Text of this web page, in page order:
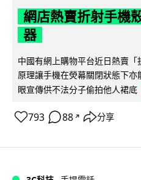
網店熱賣折射手機
器
中國有網上購物平台近日熱賣
原理讓手機在熒幕關閉狀態下
眼宣傳供不法分子偷拍他人裙底
793 88 ↗ 分享